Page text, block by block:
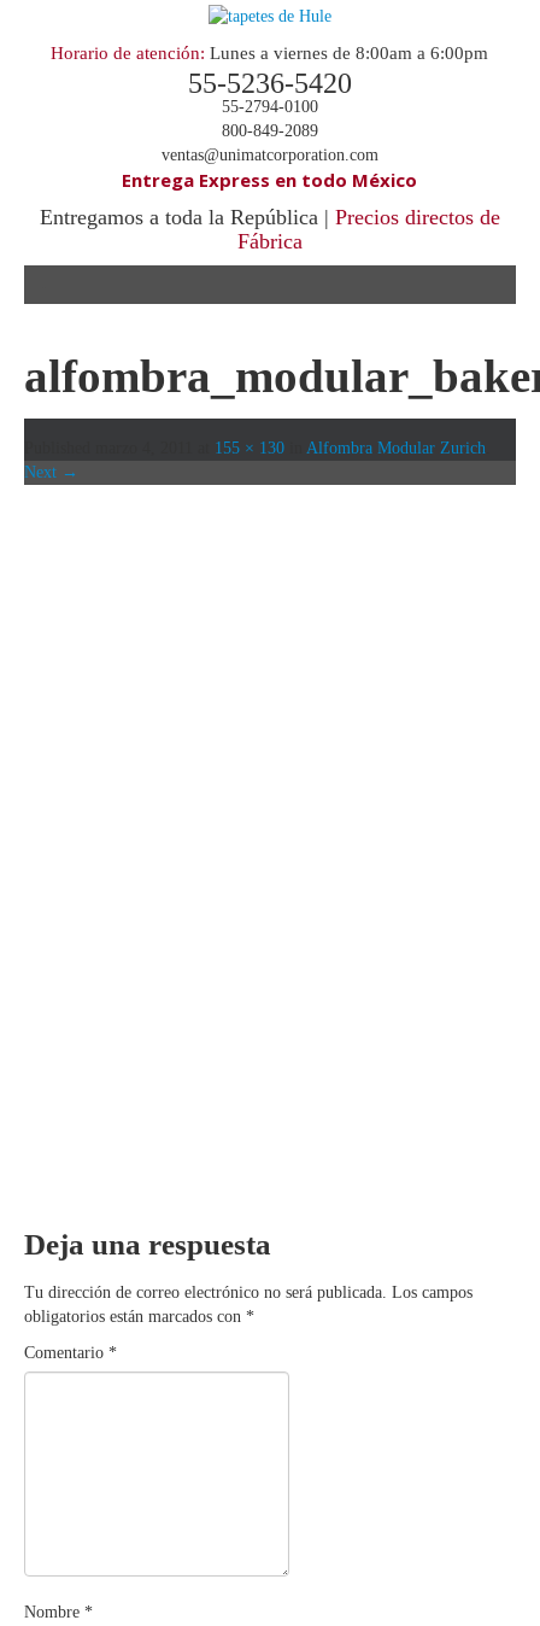
Horario de atención: Lunes a viernes de 8:00am a 6:00pm
55-5236-5420
55-2794-0100
800-849-2089
ventas@unimatcorporation.com
Entrega Express en todo México
Entregamos a toda la República | Precios directos de
Fábrica
155 × 130 Alfombra Modular Zurich
Next →
Deja una respuesta
Tu dirección de correo electrónico no será publicada. Los campos
obligatorios están marcados con *
Comentario *
Nombre *